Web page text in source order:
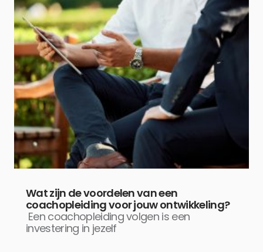
Wat zijn de voordelen van een
coachopleiding voor jouw ontwikkeling?
Een coachopleiding volgen is een
investering in jezelf